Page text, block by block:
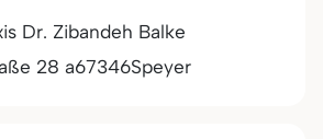
Dr. Zibandeh Balke
28 a67346Speyer